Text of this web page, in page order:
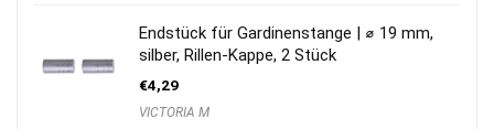
Endstück für Gardinenstange | ⌀ 19 mm,
silber, Rillen-Kappe, 2 Stück
€4,29
VICTORIA M